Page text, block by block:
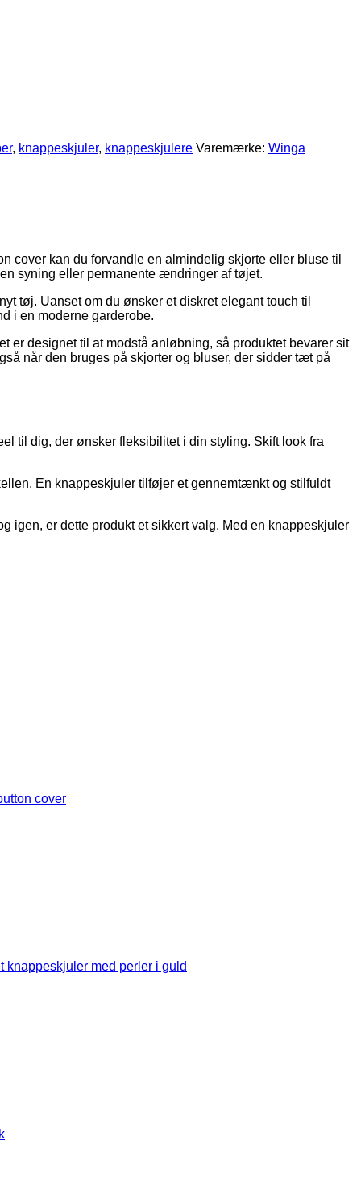
, knappeskjuler, knappeskjulere Varemærke: Winga
cover kan du forvandle en almindelig skjorte eller bluse til
syning eller permanente ændringer af tøjet.
tøj. Uanset om du ønsker et diskret elegant touch til
i en moderne garderobe.
er designet til at modstå anløbning, så produktet bevarer sit
når den bruges på skjorter og bluser, der sidder tæt på
til dig, der ønsker fleksibilitet i din styling. Skift look fra
En knappeskjuler tilføjer et gennemtænkt og stilfuldt
igen, er dette produkt et sikkert valg. Med en knappeskjuler